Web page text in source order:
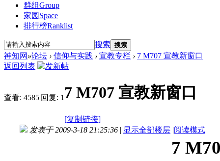
群组Group
家园 Space
排行榜Ranklist
搜索 搜索
神知网 »论坛 › 信仰与实践 › 宣教专栏 › 7 M707 宣教新窗口
返回列表
查看: 4585|回复: 1 7 M707 宣教新窗口
[复制链接]
发表于 2009-3-18 21:25:36 | 显示全部楼层 |阅读模式
7 M